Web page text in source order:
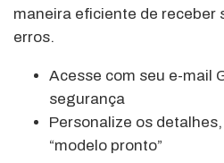
maneira eficiente de receber
erros.
Acesse com seu e-mail
segurança
Personalize os
“modelo pronto”